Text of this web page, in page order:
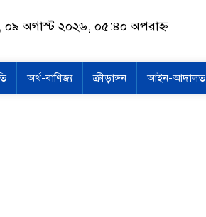
০৯ অগাস্ট ২০২৬, ০৫:৪০ অপরাহ্ন
অর্থ-বাণিজ্য ক্রীড়াঙ্গন আইন-আদালত